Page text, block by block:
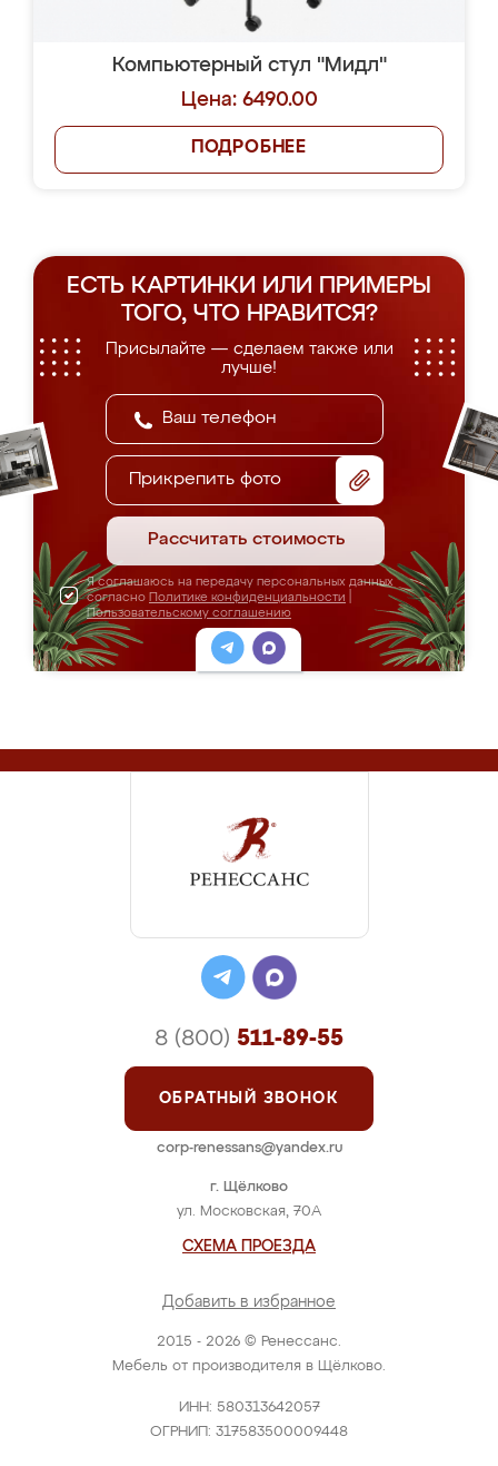
Компьютерный стул "Мидл"
Цена: 6490.00
ПОДРОБНЕЕ
ЕСТЬ КАРТИНКИ ИЛИ ПРИМЕРЫ
ТОГО, ЧТО НРАВИТСЯ?
Присылайте — сделаем также или
лучше!
Прикрепить фото
Рассчитать стоимость
Я соглашаюсь на передачу персональных данных
согласно Политике конфиденциальности
Пользовательскому соглашению
2015 - 2026 © Ренессанс.
Мебель от производителя в Щёлково.
ИНН: 580313642057
ОГРНИП: 317583500009448
г. Щёлково
ул. Московская, 70А
СХЕМА ПРОЕЗДА
Добавить в избранное
8 (800) 511-89-55
ОБРАТНЫЙ ЗВОНОК
corp-renessans@yandex.ru